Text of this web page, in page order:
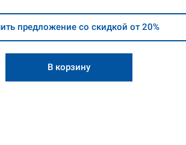
предложение со скидкой от 20%
В корзину